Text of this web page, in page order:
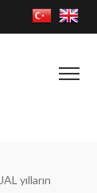
yılların